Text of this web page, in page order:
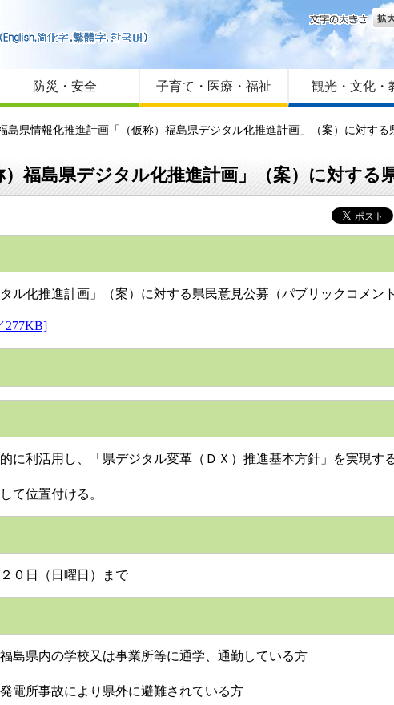
はじめての方へ
Foreign language
サイトマップ
文字
防災・安全 子育て・医療・福祉 観光・文化・
島県情報化推進計画「（仮称）福島県デジタル化推進計画」（案）に対す
福島県デジタル化推進計画」（案）に対す
化推進計画」（案）に対する県民意見公募（パブリックコメン
277KB]
利活用し、「県デジタル変革（ＤＸ）推進基本方針」を実現す
位置付ける。
０日（日曜日）まで
県内の学校又は事業所等に通学、通勤している方
所事故により県外に避難されている方